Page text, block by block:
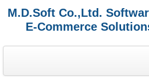
M.D.Soft Co.,Ltd.
E-Commerce